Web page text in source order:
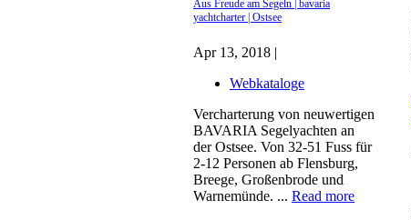
Aus Freude am Segeln | bavaria
yachtcharter | Ostsee
Apr 13, 2018 |
Webkataloge
Vercharterung von neuwertigen
BAVARIA Segelyachten an
der Ostsee. Von 32-51 Fuss für
2-12 Personen ab Flensburg,
Breege, Großenbrode und
Warnemünde. ... Read more